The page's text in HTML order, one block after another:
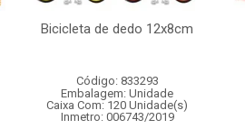
Bicicleta de dedo 12x8cm
Código: 833293
Embalagem: Unidade
Caixa Com: 120 Unidade(s)
Inmetro: 006743/2019